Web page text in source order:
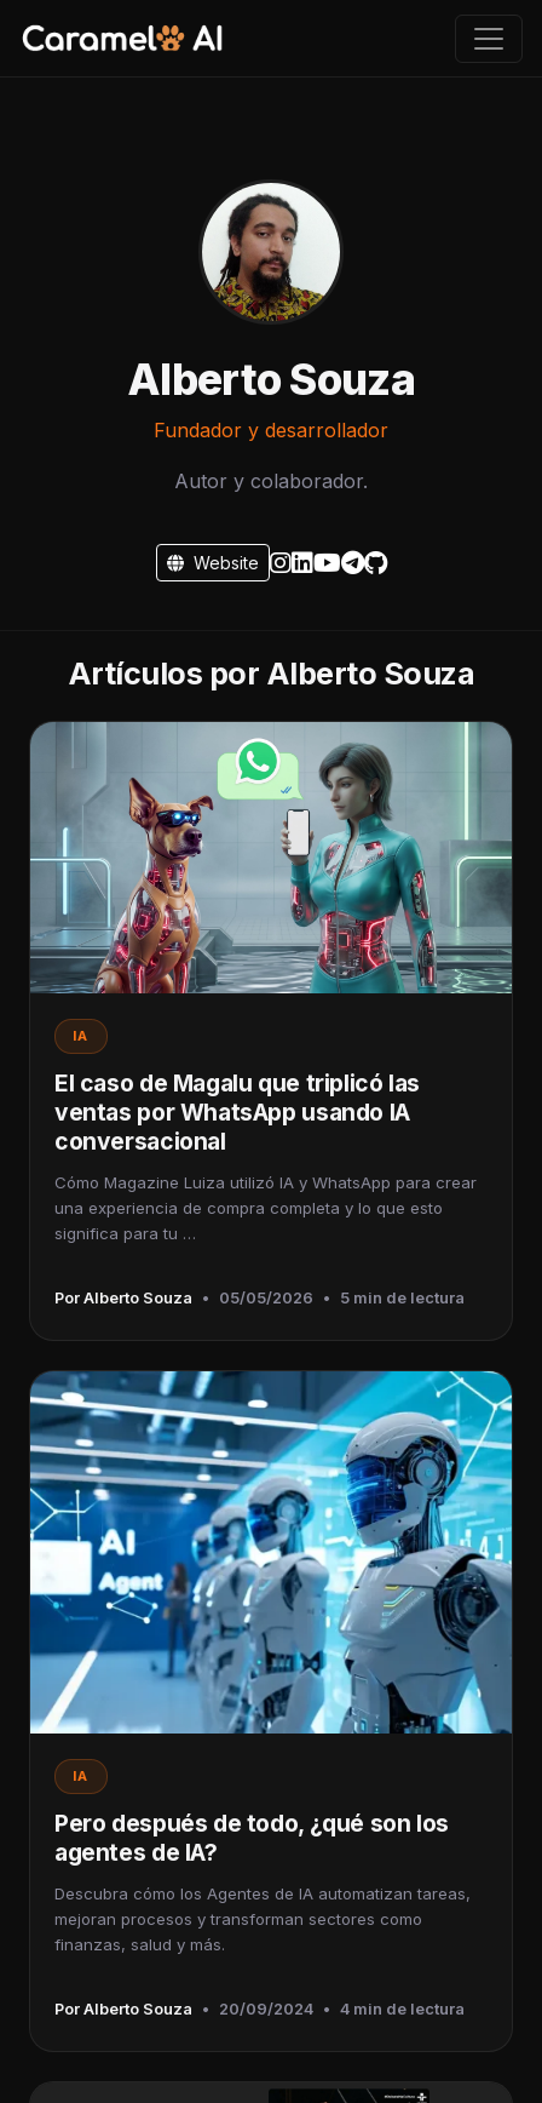
Alberto Souza
Fundador y desarrollador
Autor y colaborador.
Website
Artículos por Alberto Souza
IA
El caso de Magalu que triplicó las
ventas por WhatsApp usando IA
conversacional
Cómo Magazine Luiza utilizó IA y WhatsApp para crear
una experiencia de compra completa y lo que esto
significa para tu …
Por Alberto Souza • 05/05/2026 • 5 min de lectura
IA
Pero después de todo, ¿qué son los
agentes de IA?
Descubra cómo los Agentes de IA automatizan tareas,
mejoran procesos y transforman sectores como
finanzas, salud y más.
Por Alberto Souza • 20/09/2024 • 4 min de lectura